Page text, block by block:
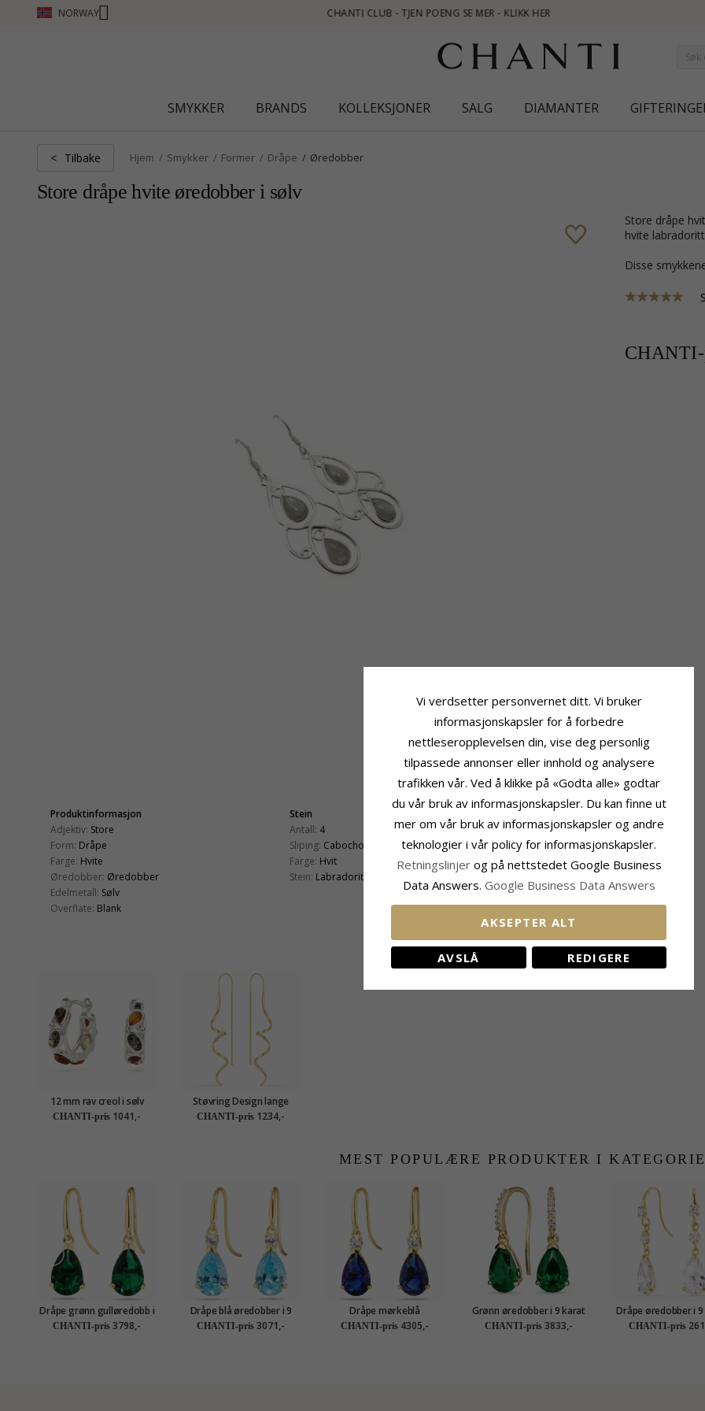
NORWAY
CHANTI CLUB - TJEN POENG SE MER - KLIKK HER
SMYKKER BRANDS KOLLEKSJONER SALG DIAMANTER
< Tilbake Hjem Smykker Former Dråpe Øredobber
Store dråpe hvite øredobber i sølv
store dråpe hvite øredobber i sølv med blank overflate og 4 cabochonslipte
hvite
Disse
Produktinformasjon
Adjektiv: Store
Form: Dråpe
Farge: Hvite
Øredobber: Øredobber
Edelmetall: Sølv
Overflate: Blank
Stein
Antall: 4
Sliping: Cabochonslipt
Farge: Hvit
Stein: Labradoritt
Størrelse
Høyde Inkl. Krok:52 mm
Bredde:20 mm
KUNDER KJØPER OGSÅ
12 mm rav creol i sølv
CHANTI-pris 1041,-
Støvring Design lange
øredobber i forgylt sølv
CHANTI-pris 1234,-
MEST POPULÆRE PRODUKTER I
Dråpe grønn gulløredobb i
14 karat gull med syntetisk
smaragd - Gold Collection
CHANTI-pris 3798,-
Dråpe blå øredobber i 9
karat gull med zirkon og
syntetisk topas - Gold
CHANTI-pris 3071,-
Dråpe mørkeblå
gulløredobb i 14 karat gull
med syntetisk safir og
CHANTI-pris 4305,-
Grønn øredobber i 9 karat
gull med syntetisk smaragd
og zirkon - Gold Collection
CHANTI-pris 3833,-
Dråpe øredobber i
gull med zirkon -
Collection
CHANTI-pris
Vi verdsetter personvernet ditt. Vi bruker
informasjonskapsler for å forbedre
nettleseropplevelsen din, vise deg personlig
tilpassede annonser eller innhold og analysere
trafikken vår. Ved å klikke på «Godta alle» godtar
du vår bruk av informasjonskapsler. Du kan finne ut
mer om vår bruk av informasjonskapsler og andre
teknologier i vår policy for informasjonskapsler.
Retningslinjer og på nettstedet Google Business
Data Answers. Google Business Data Answers
AKSEPTER ALT
AVSLÅ REDIGERE